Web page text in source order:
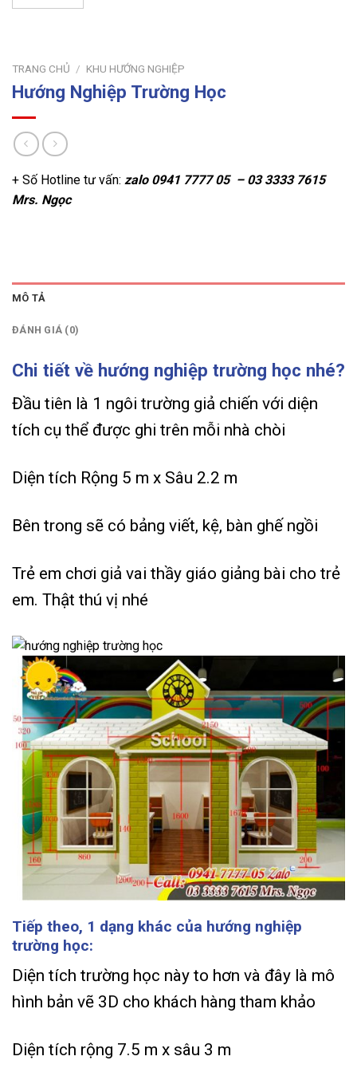
TRANG CHỦ / KHU HƯỚNG NGHIỆP
Hướng Nghiệp Trường Học
+ Số Hotline tư vấn: zalo 0941 7777 05 – 03 3333 7615
Mrs. Ngọc
MÔ TẢ
ĐÁNH GIÁ (0)
Chi tiết về hướng nghiệp trường học nhé?
Đầu tiên là 1 ngôi trường giả chiến với diện
tích cụ thể được ghi trên mỗi nhà chòi
Diện tích Rộng 5 m x Sâu 2.2 m
Bên trong sẽ có bảng viết, kệ, bàn ghế ngồi
Trẻ em chơi giả vai thầy giáo giảng bài cho trẻ
em. Thật thú vị nhé
Tiếp theo, 1 dạng khác của hướng nghiệp
trường học:
Diện tích trường học này to hơn và đây là mô
hình bản vẽ 3D cho khách hàng tham khảo
Diện tích rộng 7.5 m x sâu 3 m